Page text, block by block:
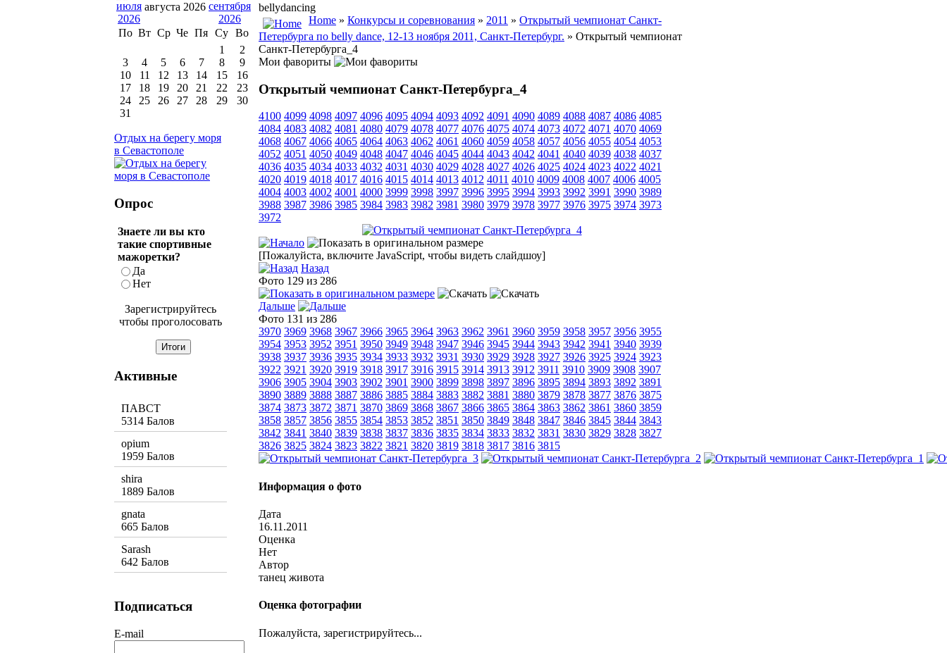
bellydancing
Home » Конкурсы и соревнования » 2011 » Открытый чемпионат Санкт-
Петербурга по belly dance, 12-13 ноября 2011, Санкт-Петербург. » Открытый чемпионат
Санкт-Петербурга_4
Мои фавориты
Открытый чемпионат Санкт-Петербурга_4
4100 4099 4098 4097 4096 4095 4094 4093 4092 4091 4090 4089 4088 4087 4086 4085
4084 4083 4082 4081 4080 4079 4078 4077 4076 4075 4074 4073 4072 4071 4070 4069
4068 4067 4066 4065 4064 4063 4062 4061 4060 4059 4058 4057 4056 4055 4054 4053
4052 4051 4050 4049 4048 4047 4046 4045 4044 4043 4042 4041 4040 4039 4038 4037
4036 4035 4034 4033 4032 4031 4030 4029 4028 4027 4026 4025 4024 4023 4022 4021
4020 4019 4018 4017 4016 4015 4014 4013 4012 4011 4010 4009 4008 4007 4006 4005
4004 4003 4002 4001 4000 3999 3998 3997 3996 3995 3994 3993 3992 3991 3990 3989
3988 3987 3986 3985 3984 3983 3982 3981 3980 3979 3978 3977 3976 3975 3974 3973
3972
[Пожалуйста, включите JavaScript, чтобы видеть слайдшоу]
Назад
Фото 129 из 286
Дальше
Фото 131 из 286
3970 3969 3968 3967 3966 3965 3964 3963 3962 3961 3960 3959 3958 3957 3956 3955
3954 3953 3952 3951 3950 3949 3948 3947 3946 3945 3944 3943 3942 3941 3940 3939
3938 3937 3936 3935 3934 3933 3932 3931 3930 3929 3928 3927 3926 3925 3924 3923
3922 3921 3920 3919 3918 3917 3916 3915 3914 3913 3912 3911 3910 3909 3908 3907
3906 3905 3904 3903 3902 3901 3900 3899 3898 3897 3896 3895 3894 3893 3892 3891
3890 3889 3888 3887 3886 3885 3884 3883 3882 3881 3880 3879 3878 3877 3876 3875
3874 3873 3872 3871 3870 3869 3868 3867 3866 3865 3864 3863 3862 3861 3860 3859
3858 3857 3856 3855 3854 3853 3852 3851 3850 3849 3848 3847 3846 3845 3844 3843
3842 3841 3840 3839 3838 3837 3836 3835 3834 3833 3832 3831 3830 3829 3828 3827
3826 3825 3824 3823 3822 3821 3820 3819 3818 3817 3816 3815
Информация о фото
Дата
16.11.2011
Оценка
Нет
Автор
танец живота
Оценка фотографии
Пожалуйста, зарегистрируйтесь...
августа 2026
По Вт Ср Че Пя Су Во
1
2
3
4 5 6 7 8
9
10
11 12 13 14 15
16
17
18 19 20 21 22
23
24
25 26 27 28 29
30
31
Отдых на берегу моря
в Севастополе
Опрос
Знаете ли вы кто
такие спортивные
мажоретки?
Да
Нет
Зарегистрируйтесь
чтобы проголосовать
Активные
ПАВСТ
5314 Балов
opium
1959 Балов
shira
1889 Балов
gnata
665 Балов
Sarash
642 Балов
Подписаться
E-mail